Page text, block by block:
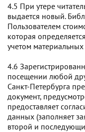
4.5 При утере
выдается новый.
Пользователем
которая
учетом материальных
4.6
посещении любой
Санкт-Петербурга
документ,
предоставляет
данных (заполняет
второй и